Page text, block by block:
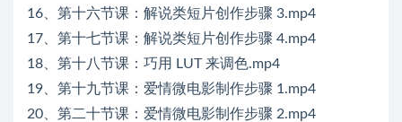
16、第十六节课：解说类短片创作步骤 3.mp4
17、第十七节课：解说类短片创作步骤 4.mp4
18、第十八节课：巧用 LUT 来调色.mp4
19、第十九节课：爱情微电影制作步骤 1.mp4
20、第二十节课：爱情微电影制作步骤 2.mp4